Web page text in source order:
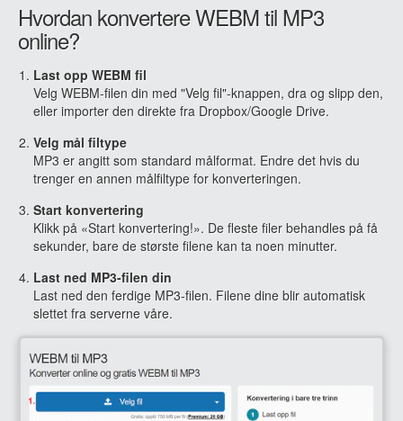
Hvordan konvertere WEBM til MP3
online?
Last opp WEBM fil
Velg WEBM-filen din med "Velg fil"-knappen, dra og slipp den,
eller importer den direkte fra Dropbox/Google Drive.
Velg mål filtype
MP3 er angitt som standard målformat. Endre det hvis du
trenger en annen målfiltype for konverteringen.
Start konvertering
Klikk på «Start konvertering!». De fleste filer behandles på få
sekunder, bare de største filene kan ta noen minutter.
Last ned MP3-filen din
Last ned den ferdige MP3-filen. Filene dine blir automatisk
slettet fra serverne våre.